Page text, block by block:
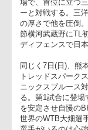
見せている。対
い切りのいいア
のか？
場で、首位に立
ーと対戦する。
の厚さで他を圧
節横河武蔵野に
ディフェンスで